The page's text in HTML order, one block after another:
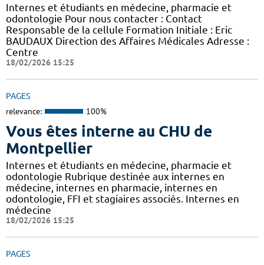
Internes et étudiants en médecine, pharmacie et
odontologie Pour nous contacter : Contact
Responsable de la cellule Formation Initiale : Eric
BAUDAUX Direction des Affaires Médicales Adresse :
Centre
18/02/2026 15:25
PAGES
relevance: 100%
Vous êtes interne au CHU de
Montpellier
Internes et étudiants en médecine, pharmacie et
odontologie Rubrique destinée aux internes en
médecine, internes en pharmacie, internes en
odontologie, FFI et stagiaires associés. Internes en
médecine
18/02/2026 15:25
PAGES